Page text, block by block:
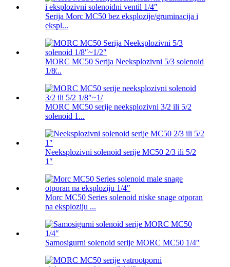
Serija Morc MC50 bez eksplozije/gruminacija i
ekspl...
MORC MC50 Serija Neeksplozivni 5/3 solenoid
1/8̸...
MORC MC50 serije neeksplozivni 3/2 ili 5/2
solenoid 1...
Neeksplozivni solenoid serije MC50 2/3 ili 5/2
1″
Morc MC50 Series solenoid niske snage otporan
na eksploziju ...
Samosigurni solenoid serije MORC MC50 1/4″